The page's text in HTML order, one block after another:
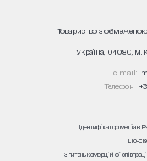
Товариство з
Україна, 04080, м.
е-mail:
Телефон:
Ідентифікатор медіа в
L10-
З питань комерційної